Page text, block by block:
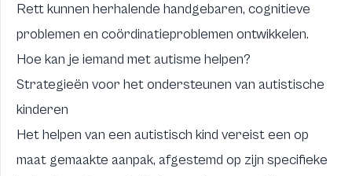
Rett kunnen herhalende handgebaren, cognitieve
problemen en coördinatieproblemen ontwikkelen.
Hoe kan je iemand met autisme helpen?
Strategieën voor het ondersteunen van autistische
kinderen
Het helpen van een autistisch kind vereist een op
maat gemaakte aanpak, afgestemd op zijn specifieke